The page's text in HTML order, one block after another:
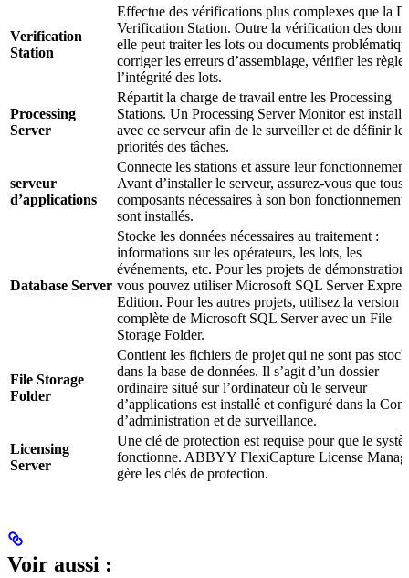
Verification
Station
Effectue des vérifications plus complexes que la
Verification Station. Outre la vérification des
elle peut traiter les lots ou documents
corriger les erreurs d’assemblage, vérifier les
l’intégrité des lots.
Processing
Server
Répartit la charge de travail entre les Processing
Stations. Un Processing Server Monitor est installé
avec ce serveur afin de le surveiller et de définir les
priorités des tâches.
serveur
d’applications
Connecte les stations et assure leur
Avant d’installer le serveur, assurez-vous que tous
composants nécessaires à son bon fonctionnement
sont installés.
Database Server
Stocke les données nécessaires au traitement :
informations sur les opérateurs, les lots, les
événements, etc. Pour les projets de démonstration,
vous pouvez utiliser Microsoft SQL Server
Edition. Pour les autres projets, utilisez la version
complète de Microsoft SQL Server avec un File
Storage Folder.
File Storage
Folder
Contient les fichiers de projet qui ne sont pas
dans la base de données. Il s’agit d’un dossier
ordinaire situé sur l’ordinateur où le serveur
d’applications est installé et configuré dans la
d’administration et de surveillance.
Licensing
Server
Une clé de protection est requise pour que le
fonctionne. ABBYY FlexiCapture License
gère les clés de protection.
Voir aussi :